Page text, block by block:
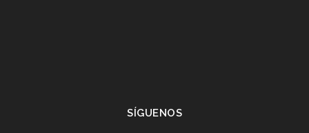
SÍGUENOS